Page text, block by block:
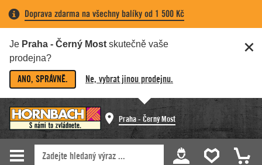
Doprava zdarma na všechny balíky od 1 500 Kč
Je Praha - Černý Most skutečně vaše
prodejna?
ANO, SPRÁVNĚ. Ne, vybrat jinou prodejnu.
Praha - Černý Most